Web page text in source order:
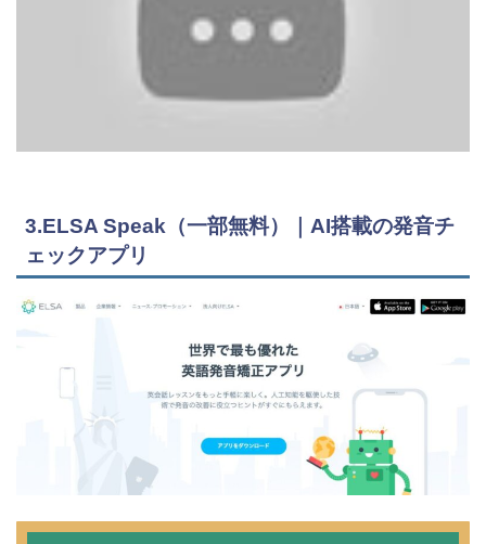
3.ELSA Speak（一部無料）｜AI搭載の発音チ
ェックアプリ